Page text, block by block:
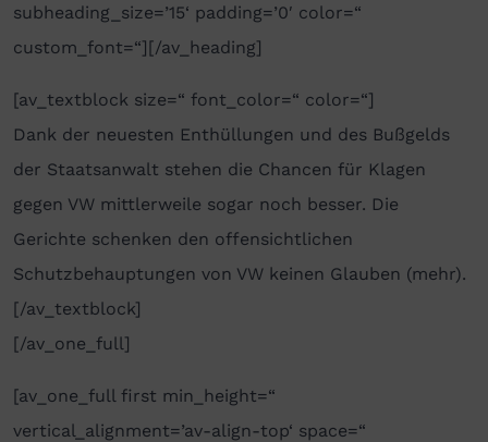
subheading_size=’15‘ padding=’0′ color=“
custom_font=“][/av_heading]
[av_textblock size=“ font_color=“ color=“]
Dank der neuesten Enthüllungen und des Bußgelds
der Staatsanwalt stehen die Chancen für Klagen
gegen VW mittlerweile sogar noch besser. Die
Gerichte schenken den offensichtlichen
Schutzbehauptungen von VW keinen Glauben (mehr).
[/av_textblock]
[/av_one_full]
[av_one_full first min_height=“
vertical_alignment=’av-align-top‘ space=“